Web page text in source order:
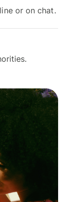
or on chat.